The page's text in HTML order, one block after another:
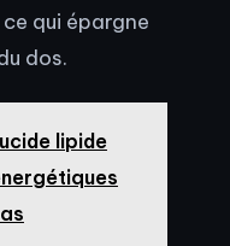
qui épargne
dos.
lipide